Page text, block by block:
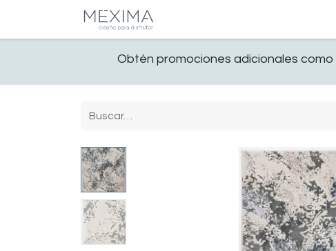
Obtén promociones adicionales como